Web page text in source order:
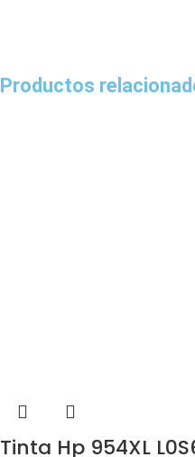
Productos
Tinta Hp 954XL